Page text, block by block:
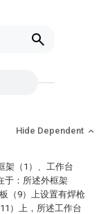
Hide Dependent
架（1）、工作台
于：所述外框架
（9）上设置有焊枪
）上，所述工作台